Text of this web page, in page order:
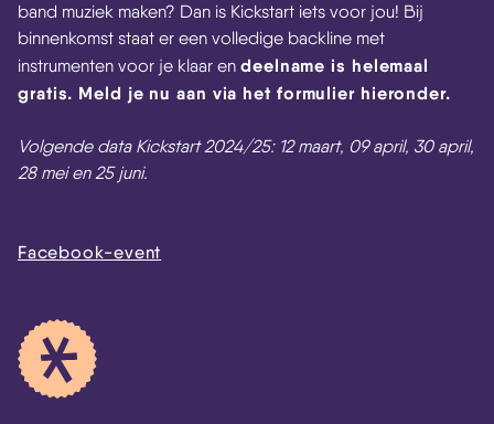
band muziek maken? Dan is Kickstart iets voor jou! Bij
binnenkomst staat er een volledige backline met
instrumenten voor je klaar en deelname is helemaal
gratis. Meld je nu aan via het formulier hieronder.
Volgende data Kickstart 2024/25: 12 maart, 09 april, 30 april,
28 mei en 25 juni.
Facebook-event